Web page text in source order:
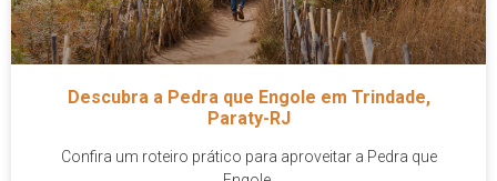
Descubra a Pedra que Engole em Trindade,
Paraty-RJ
Confira um roteiro prático para aproveitar a Pedra que